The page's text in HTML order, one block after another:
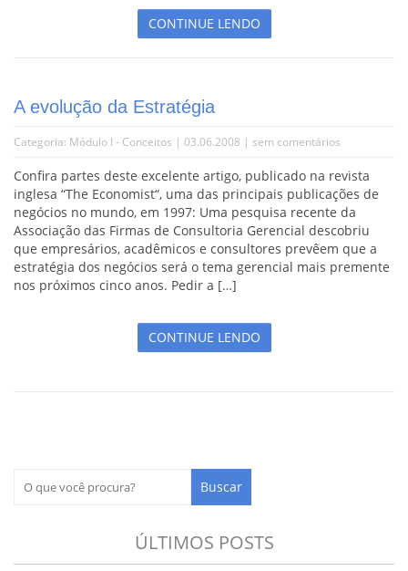
CONTINUE LENDO
A evolução da Estratégia
Categoria: Módulo I - Conceitos | 03.06.2008 | sem comentários
Confira partes deste excelente artigo, publicado na revista
inglesa “The Economist“, uma das principais publicações de
negócios no mundo, em 1997: Uma pesquisa recente da
Associação das Firmas de Consultoria Gerencial descobriu
que empresários, acadêmicos e consultores prevêem que a
estratégia dos negócios será o tema gerencial mais premente
nos próximos cinco anos. Pedir a […]
CONTINUE LENDO
ÚLTIMOS POSTS